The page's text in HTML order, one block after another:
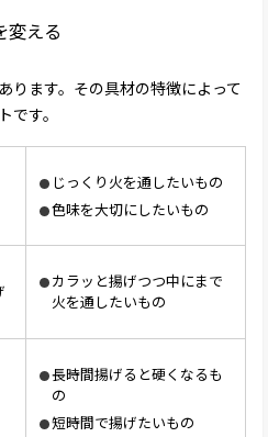
変える
ります。その具材の特徴によって
す。
じっくり火を通したいもの
色味を大切にしたいもの
カラッと揚げつつ中にまで
火を通したいもの
長時間揚げると硬くなるも
の
短時間で揚げたいもの